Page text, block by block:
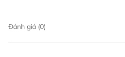
Đánh giá (0)